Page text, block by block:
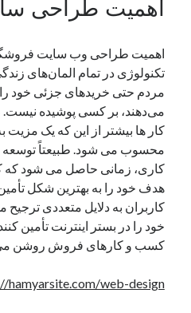
ژوئن 2025
آوریل 2025
مارس 2025
فوریه 2025
ژانویه 2025
دسامبر 2024
نوامبر 2024
اکتبر 2024
سپتامبر 2024
آگوست 2024
جولای 2024
ژوئن 2024
آوریل 2024
اهمیت طراحی
اهمیت طراحی وب سایت
تکنولوژی در تمام المان‌های
مردم حتی خریدهای جزئی خود را
می‌دهند، بر کسی پوشیده
کار ها بیشتر از این‌ که یک
محسوب می‌ شود. طبیعتاً
کاری، زمانی حاصل می‌ شود که
هدف خود را به بهترین شکل تأمین
کاربران به دلایل متعددی ترجیح
خود را در بستر اینترنت تأمین
کسب‌ و کارهای فروش روشن‌
hamyarsite.com/web-design